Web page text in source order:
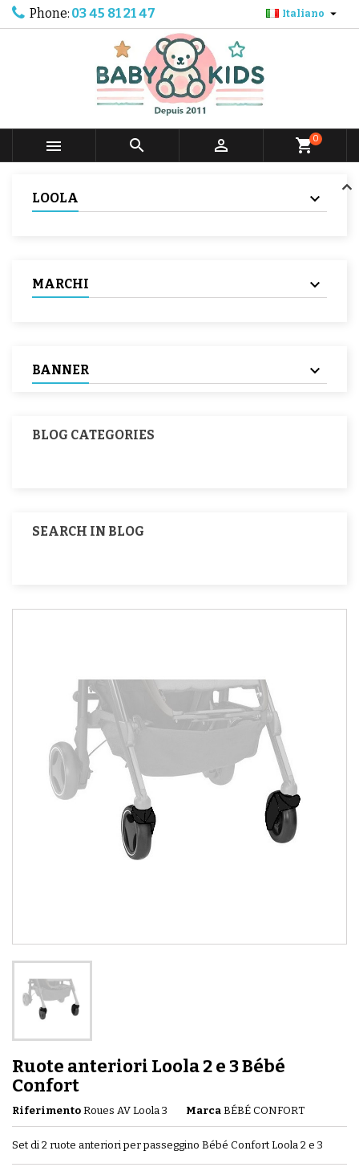
Phone: 03 45 81 21 47 Italiano 
   shopping_cart0
LOOLA
MARCHI
BANNER
BLOG CATEGORIES
SEARCH IN BLOG
Ruote anteriori Loola 2 e 3 Bébé
Confort
Riferimento Roues AV Loola 3 Marca BÉBÉ CONFORT
Set di 2 ruote anteriori per passeggino Bébé Confort Loola 2 e 3